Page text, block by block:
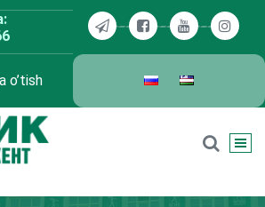
o’tish